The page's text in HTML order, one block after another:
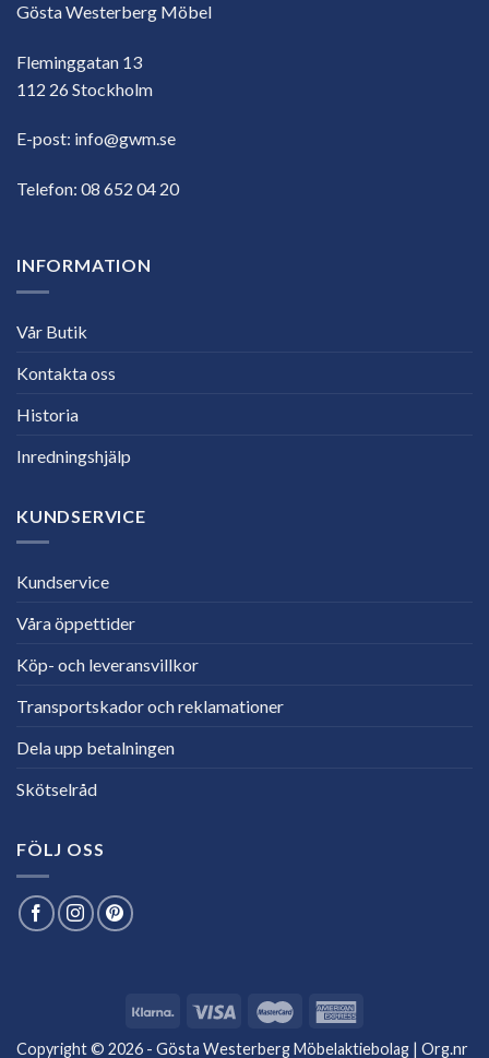
Gösta Westerberg Möbel
Fleminggatan 13
112 26 Stockholm
E-post: info@gwm.se
Telefon: 08 652 04 20
INFORMATION
Vår Butik
Kontakta oss
Historia
Inredningshjälp
KUNDSERVICE
Kundservice
Våra öppettider
Köp- och leveransvillkor
Transportskador och reklamationer
Dela upp betalningen
Skötselråd
FÖLJ OSS
Copyright © 2026 - Gösta Westerberg Möbelaktiebolag | Org.nr